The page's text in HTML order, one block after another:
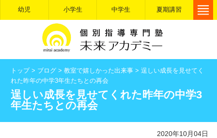
幼児 小学生 中学生 夏期講習
トップ> ブログ >教室で嬉しかった出来事 >逞しい成長を見せてく
れた昨年の中学3年生たちとの再会
逞しい成長を見せてくれた昨年の中学3
年生たちとの再会
2020年10月04日